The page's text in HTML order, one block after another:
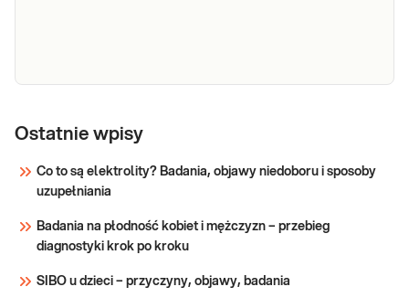
hormonalny
mężczyzn
Wskazany: → W diagnostyce zaburzeń
hormonalnych powodujących: niepłodność,
osteoporozę, wahania masy ciała, chwiejność
emocjonalną, pogor
Sprawdź
Ostatnie wpisy
Co to są elektrolity? Badania, objawy niedoboru i sposoby
uzupełniania
Badania na płodność kobiet i mężczyzn – przebieg
diagnostyki krok po kroku
SIBO u dzieci – przyczyny, objawy, badania